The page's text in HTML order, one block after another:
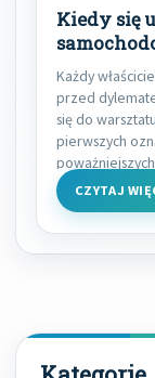
Kiedy się
Każdy
przed
się do
pierwszych
CZYTAJ